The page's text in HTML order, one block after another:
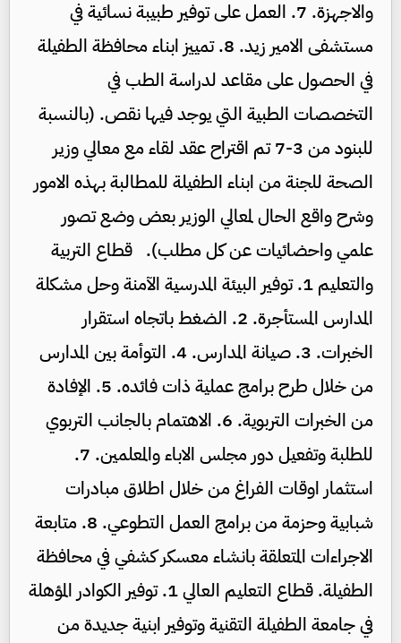
والاجهزة. 7. العمل على توفير طبيبة نسائية في
مستشفى الامير زيد. 8. تمييز ابناء محافظة الطفيلة
في الحصول على مقاعد لدراسة الطب في
التخصصات الطبية التي يوجد فيها نقص. (بالنسبة
للبنود من 3-7 تم اقتراح عقد لقاء مع معالي وزير
الصحة للجنة من ابناء الطفيلة للمطالبة بهذه الامور
وشرح واقع الحال لمعالي الوزير بعض وضع تصور
علمي واحضائيات عن كل مطلب). قطاع التربية
والتعليم 1. توفير البيئة المدرسية الآمنة وحل مشكلة
المدارس المستأجرة. 2. الضغط باتجاه استقرار
الخبرات. 3. صيانة المدارس. 4. التوأمة بين المدارس
من خلال طرح برامج عملية ذات فائده. 5. الإفادة
من الخبرات التربوية. 6. الاهتمام بالجانب التربوي
للطلبة وتفعيل دور مجلس الاباء والمعلمين. 7.
استثمار اوقات الفراغ من خلال اطلاق مبادرات
شبابية وحزمة من برامج العمل التطوعي. 8. متابعة
الاجراءات المتعلقة بانشاء معسكر كشفي في محافظة
الطفيلة. قطاع التعليم العالي 1. توفير الكوادر المؤهلة
في جامعة الطفيلة التقنية وتوفير ابنية جديدة من